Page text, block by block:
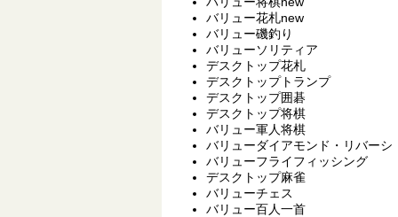
バリュー花札new
バリュー磯釣り
バリューソリティア
デスクトップ花札
デスクトップトランプ
デスクトップ囲碁
デスクトップ将棋
バリュー軍人将棋
バリューダイアモンド・リバーシ
バリューフライフィッシング
デスクトップ麻雀
バリューチェス
バリュー百人一首